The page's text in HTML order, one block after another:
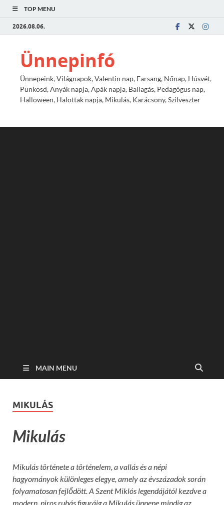
TOP MENU
2026.08.06.
Ünnepinfó
Ünnepeink, Világnapok, Valentin nap, Farsang, Nőnap, Húsvét,
Pünkösd, Anyák napja, Apák napja, Ballagás, Pedagógus nap,
Halloween, Halottak napja, Mikulás, Karácsony, Szilveszter
MAIN MENU
MIKULÁS
Mikulás
Mikulás története a történelem, a vallás és a népi
hagyományok különleges elegye, amely az évszázadok során
folyamatosan fejlődött. A Szent Miklós legendájától kezdve a
modern, piros ruhás figuráig a Mikulás ünnepe mindig az